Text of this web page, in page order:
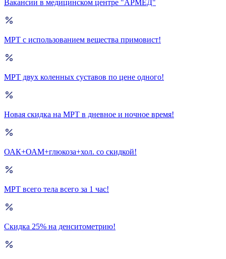
Вакансии в медицинском центре "АРМЕД"
МРТ с использованием вещества примовист!
МРТ двух коленных суставов по цене одного!
Новая скидка на МРТ в дневное и ночное время!
ОАК+ОАМ+глюкоза+хол. со скидкой!
МРТ всего тела всего за 1 час!
Скидка 25% на денситометрию!